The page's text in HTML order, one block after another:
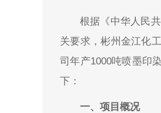
根据《中华人民
关要求，彬州金江化
司年产1000吨喷墨印
下：
一、项目概况